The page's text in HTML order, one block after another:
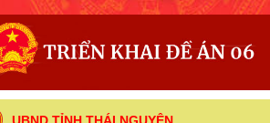
UBND TỈNH THÁI NGUYÊN